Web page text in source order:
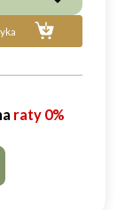
raty 0%